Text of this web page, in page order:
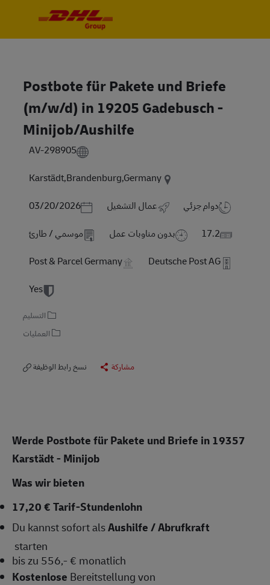
Postbote für Pakete und Briefe
(m/w/d) in 19205 Gadebusch -
Minijob/Aushilfe
AV-298905
Karstädt,Brandenburg,Germany
Posted Date
03/20/2026 عمال التشغيل دوام جزئي
موسمي / طارئ بدون مناوبات عمل 17.2
Post & Parcel Germany Deutsche Post AG
Yes
التسليم
العمليات
نسخ رابط الوظيفة مشاركة
Werde Postbote für Pakete und Briefe in 19357
Karstädt - Minijob
Was wir bieten
17,20 € Tarif-Stundenlohn
Du kannst sofort alsAushilfe / Abrufkraft
starten
bis zu 556,- € monatlich
Kostenlose Bereitstellung von